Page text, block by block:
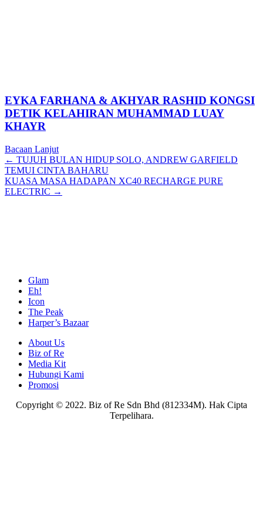
EYKA FARHANA & AKHYAR RASHID KONGSI
DETIK KELAHIRAN MUHAMMAD LUAY
KHAYR
Bacaan Lanjut
Posts
navigation
← TUJUH BULAN HIDUP SOLO, ANDREW GARFIELD
TEMUI CINTA BAHARU
KUASA MASA HADAPAN XC40 RECHARGE PURE
ELECTRIC →
Glam
Eh!
Icon
The Peak
Harper’s Bazaar
About Us
Biz of Re
Media Kit
Hubungi Kami
Promosi
Copyright © 2022. Biz of Re Sdn Bhd (812334M). Hak Cipta
Terpelihara.